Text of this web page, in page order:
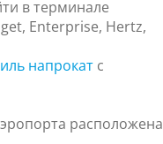
в терминале
Enterprise, Hertz,
напрокат с
расположена